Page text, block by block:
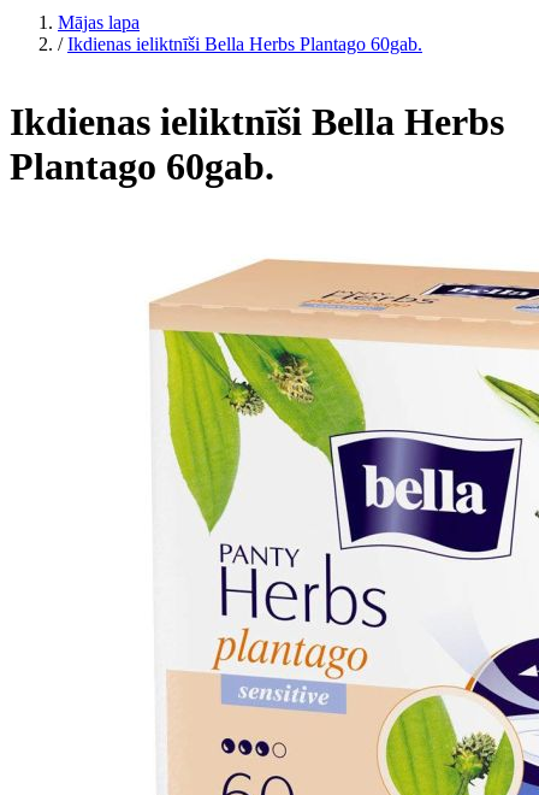
Mājas lapa
/ Ikdienas ieliktnīši Bella Herbs Plantago 60gab.
Ikdienas ieliktnīši Bella Herbs
Plantago 60gab.